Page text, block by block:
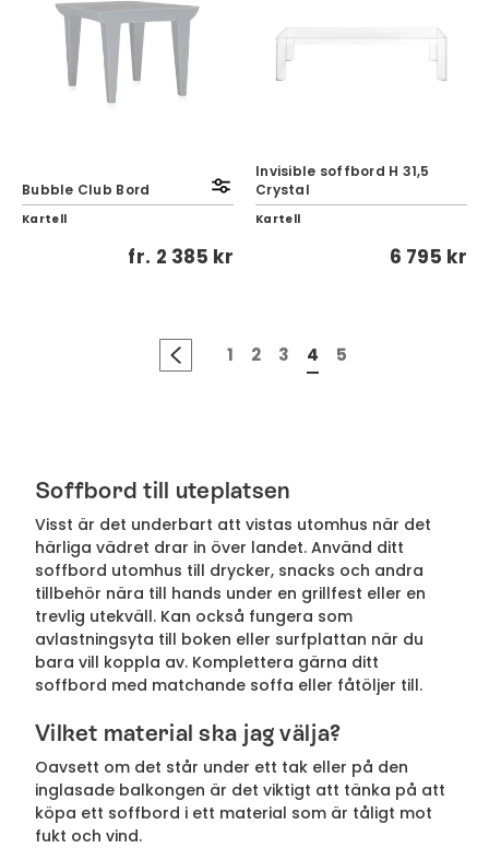
Bubble Club Bord
Kartell
fr. 2 385 kr
Invisible soffbord H 31,5
Crystal
Kartell
6 795 kr
1 2 3 4 5
Soffbord till uteplatsen
Visst är det underbart att vistas utomhus när det
härliga vädret drar in över landet. Använd ditt
soffbord utomhus till drycker, snacks och andra
tillbehör nära till hands under en grillfest eller en
trevlig utekväll. Kan också fungera som
avlastningsyta till boken eller surfplattan när du
bara vill koppla av. Komplettera gärna ditt
soffbord med matchande soffa eller fåtöljer till.
Vilket material ska jag välja?
Oavsett om det står under ett tak eller på den
inglasade balkongen är det viktigt att tänka på att
köpa ett soffbord i ett material som är tåligt mot
fukt och vind.